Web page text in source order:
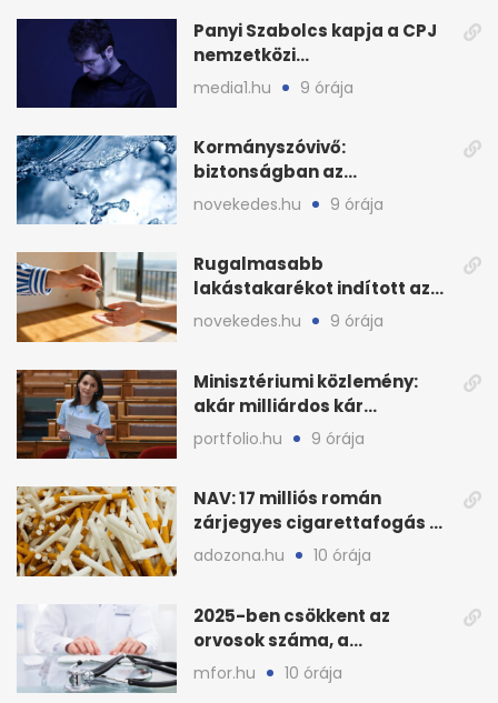
Panyi Szabolcs kapja a CPJ
nemzetközi
sajtószabadság-díját
media1.hu 9 órája
Kormányszóvivő:
biztonságban az
ivóvízkészlet, nincs
novekedes.hu 9 órája
Rugalmasabb
lakástakarékot indított az
OTP: két köztes kilépéssel
novekedes.hu 9 órája
Minisztériumi közlemény:
akár milliárdos kár
fenyegette Budapest fáit
portfolio.hu 9 órája
NAV: 17 milliós román
zárjegyes cigarettafogás az
M1-esen
adozona.hu 10 órája
2025-ben csökkent az
orvosok száma, a
háziorvosokra még több
mfor.hu 10 órája